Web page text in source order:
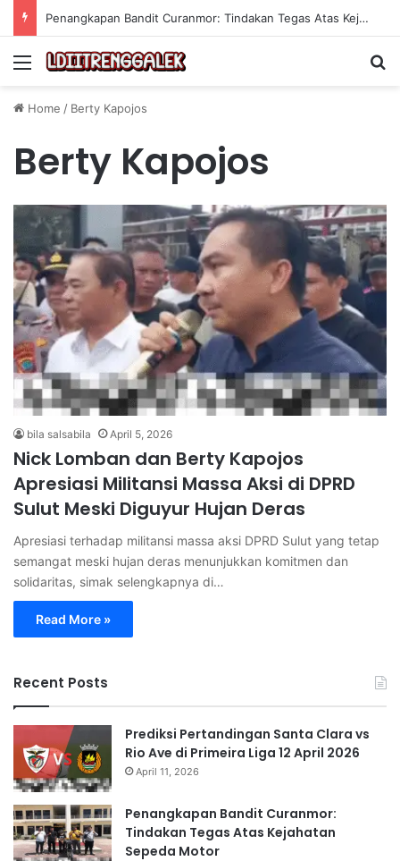
Penangkapan Bandit Curanmor: Tindakan Tegas Atas Kejahatan Sepeda Motor
Menu
Home / Berty Kapojos
Berty Kapojos
bila salsabila April 5, 2026
Nick Lomban dan Berty Kapojos
Apresiasi Militansi Massa Aksi di DPRD
Sulut Meski Diguyur Hujan Deras
Apresiasi terhadap militansi massa aksi DPRD Sulut yang tetap
semangat meski hujan deras menunjukkan komitmen dan
solidaritas, simak selengkapnya di…
Read More »
Recent Posts
Prediksi Pertandingan Santa Clara vs
Rio Ave di Primeira Liga 12 April 2026
April 11, 2026
Penangkapan Bandit Curanmor:
Tindakan Tegas Atas Kejahatan
Sepeda Motor